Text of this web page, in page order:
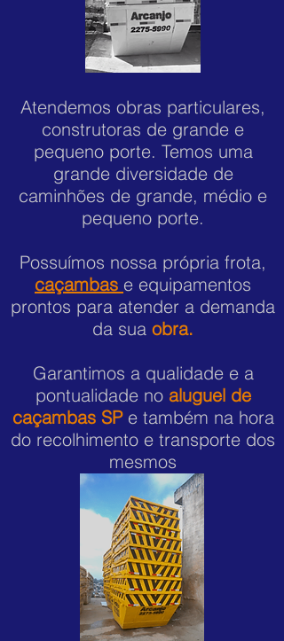
Atendemos obras particulares,
construtoras de grande e
pequeno porte. Temos uma
grande diversidade de
caminhões de grande, médio e
pequeno porte.
Possuímos nossa própria frota,
caçambas e equipamentos
prontos para atender a demanda
da sua obra.
Garantimos a qualidade e a
pontualidade no aluguel de
caçambas SP e também na hora
do recolhimento e transporte dos
mesmos